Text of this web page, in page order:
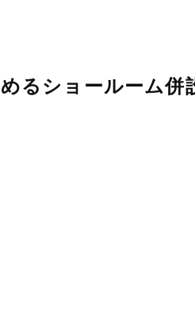
るショールーム併